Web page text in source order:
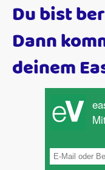
Du bist
Dann
deinem